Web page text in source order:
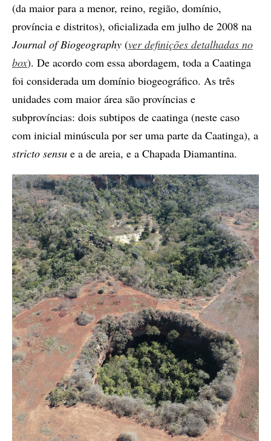
(da maior para a menor, reino, região, domínio,
província e distritos), oficializada em julho de 2008 na
Journal of Biogeography (ver definições detalhadas no
box). De acordo com essa abordagem, toda a Caatinga
foi considerada um domínio biogeográfico. As três
unidades com maior área são províncias e
subprovíncias: dois subtipos de caatinga (neste caso
com inicial minúscula por ser uma parte da Caatinga), a
stricto sensu e a de areia, e a Chapada Diamantina.